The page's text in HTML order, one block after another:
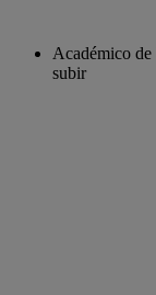
Académico de
subir